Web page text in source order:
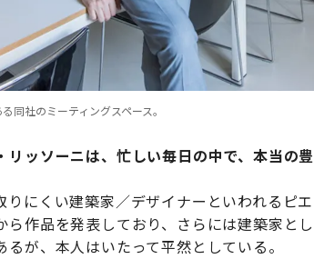
同社のミーティングスペース。
ッソーニは、忙しい毎日の中で、本当の豊
にくい建築家／デザイナーといわれるピ
作品を発表しており、さらには建築家と
が、本人はいたって平然としている。